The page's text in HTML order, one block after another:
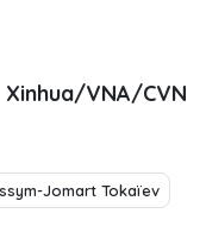
Xinhua/VNA/CVN
Jomart Tokaïev